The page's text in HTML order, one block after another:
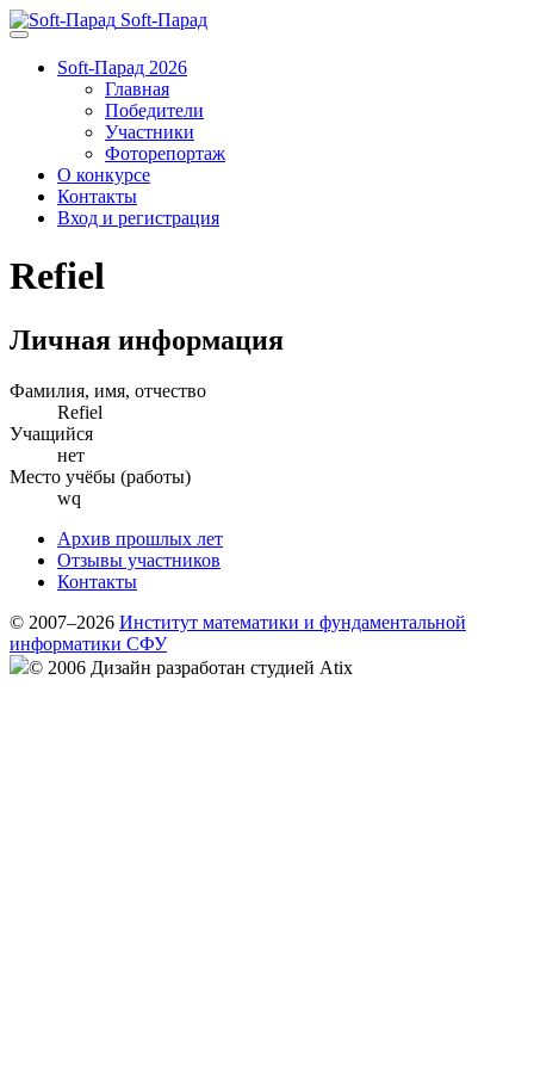
Soft-Парад
Soft-Парад 2026
Главная
Победители
Участники
Фоторепортаж
О конкурсе
Контакты
Вход и регистрация
Refiel
Личная информация
Фамилия, имя, отчество
Refiel
Учащийся
нет
Место учёбы (работы)
wq
Архив прошлых лет
Отзывы участников
Контакты
© 2007–2026 Институт математики и фундаментальной
информатики СФУ
© 2006 Дизайн разработан студией Atix